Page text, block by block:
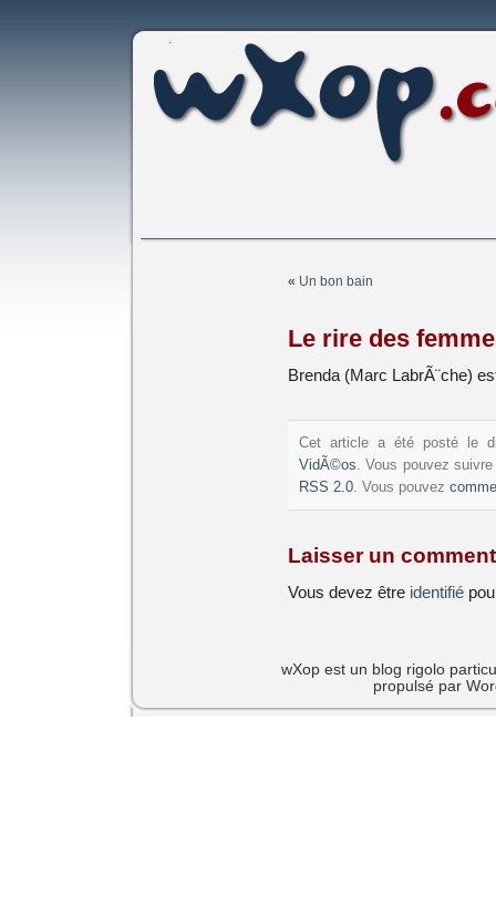
« Un bon bain
Le rire des
Brenda (Marc LabrÃ¨che)
Cet article a été posté le
VidÃ©os. Vous pouvez
RSS 2.0. Vous pouvez
Laisser un
Vous devez être identifié
wXop est un blog rigolo
propulsé par